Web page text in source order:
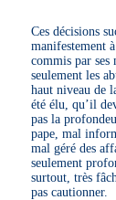
Ces décisions
manifestement
commis par ses
seulement les
haut niveau de
été élu, qu’il
pas la
pape, mal
mal géré des
seulement
surtout, très
pas cautionner.